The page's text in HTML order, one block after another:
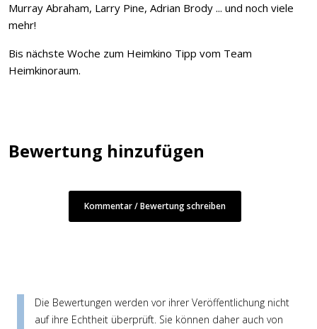
Murray Abraham, Larry Pine, Adrian Brody ... und noch viele
mehr!
Bis nächste Woche zum Heimkino Tipp vom Team
Heimkinoraum.
Bewertung hinzufügen
Kommentar / Bewertung schreiben
Die Bewertungen werden vor ihrer Veröffentlichung nicht
auf ihre Echtheit überprüft. Sie können daher auch von